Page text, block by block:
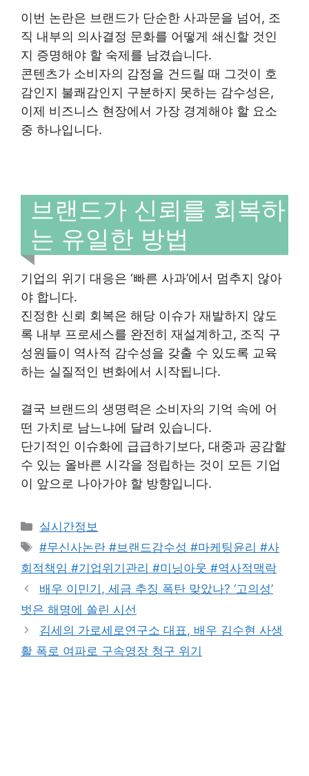
이번 논란은 브랜드가 단순한 사과문을 넘어, 조
직 내부의 의사결정 문화를 어떻게 쇄신할 것인
지 증명해야 할 숙제를 남겼습니다.
콘텐츠가 소비자의 감정을 건드릴 때 그것이 호
감인지 불쾌감인지 구분하지 못하는 감수성은,
이제 비즈니스 현장에서 가장 경계해야 할 요소
중 하나입니다.
브랜드가 신뢰를 회복하
는 유일한 방법
기업의 위기 대응은 ‘빠른 사과’에서 멈추지 않아
야 합니다.
진정한 신뢰 회복은 해당 이슈가 재발하지 않도
록 내부 프로세스를 완전히 재설계하고, 조직 구
성원들이 역사적 감수성을 갖출 수 있도록 교육
하는 실질적인 변화에서 시작됩니다.
결국 브랜드의 생명력은 소비자의 기억 속에 어
떤 가치로 남느냐에 달려 있습니다.
단기적인 이슈화에 급급하기보다, 대중과 공감할
수 있는 올바른 시각을 정립하는 것이 모든 기업
이 앞으로 나아가야 할 방향입니다.
Categories
실시간정보
Tags
#무신사논란 #브랜드감수성 #마케팅윤리 #사
회적책임 #기업위기관리 #미닝아웃 #역사적맥락
배우 이민기, 세금 추징 폭탄 맞았나? ‘고의성’
벗은 해명에 쏠린 시선
김세의 가로세로연구소 대표, 배우 김수현 사생
활 폭로 여파로 구속영장 청구 위기